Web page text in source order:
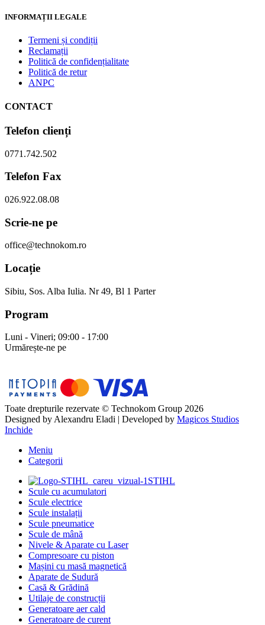
INFORMAȚII LEGALE
Termeni și condiții
Reclamații
Politică de confidențialitate
Politică de retur
ANPC
CONTACT
Telefon clienți
0771.742.502
Telefon Fax
026.922.08.08
Scrie-ne pe
office@technokom.ro
Locație
Sibiu, Sos. Alba Iulia. Nr 49, Bl 1 Parter
Program
Luni - Vineri; 09:00 - 17:00
Urmărește-ne pe
Toate drepturile rezervate © Technokom Group 2026
Designed by Alexandru Eladi | Developed by Magicos Studios
Inchide
Meniu
Categorii
STIHL
Scule cu acumulatori
Scule electrice
Scule instalații
Scule pneumatice
Scule de mână
Nivele & Aparate cu Laser
Compresoare cu piston
Mașini cu masă magnetică
Aparate de Sudură
Casă & Grădină
Utilaje de construcții
Generatoare aer cald
Generatoare de curent